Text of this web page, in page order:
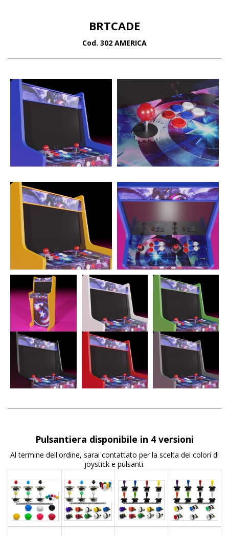
BRTCADE
Cod. 302 AMERICA
Pulsantiera disponibile in 4 versioni
Al termine dell'ordine, sarai contattato per la scelta dei colori di
joystick e pulsanti.